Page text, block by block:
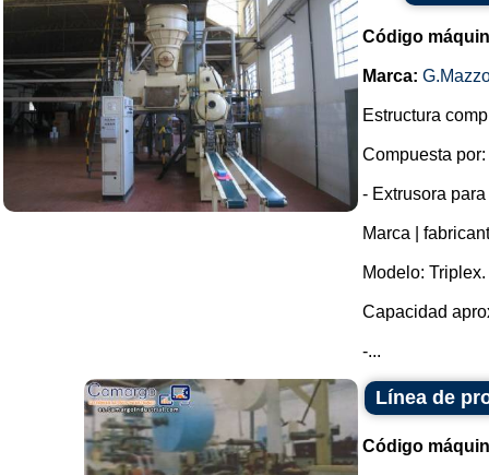
Código
Marca:
Estructura
Compuesta por:
- Extrusora
Marca |
Modelo: Triplex.
Capacidad
-...
Línea de
Código